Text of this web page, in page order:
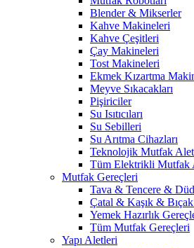
Blender & Mikserler
Kahve Makineleri
Kahve Çeşitleri
Çay Makineleri
Tost Makineleri
Ekmek Kızartma
Meyve Sıkacakları
Pişiriciler
Su Isıtıcıları
Su Sebilleri
Su Arıtma Cihazları
Teknolojik Mutfak
Tüm Elektrikli Mutfak
Mutfak Gereçleri
Tava & Tencere &
Çatal & Kaşık & Bıçak
Yemek Hazırlık
Tüm Mutfak Gereçleri
Yapı Aletleri